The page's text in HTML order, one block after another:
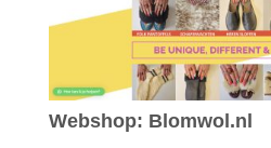
Webshop: Blomwol.nl